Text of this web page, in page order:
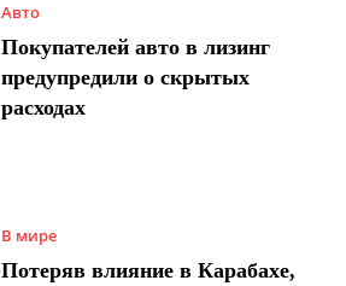
Авто
Покупателей авто в лизинг
предупредили о скрытых
расходах
В мире
Потеряв влияние в Карабахе,